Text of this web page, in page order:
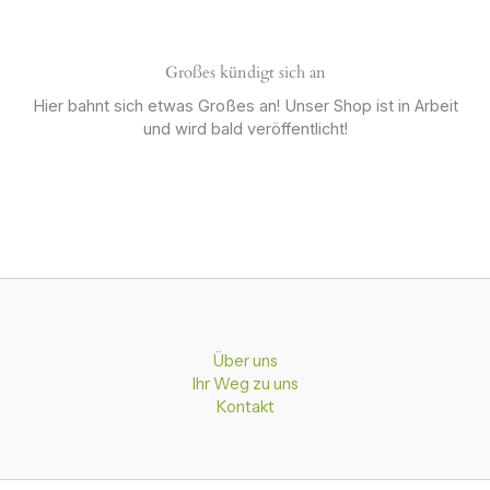
Großes kündigt sich an
Hier bahnt sich etwas Großes an! Unser Shop ist in Arbeit
und wird bald veröffentlicht!
Über uns
Ihr Weg zu uns
Kontakt